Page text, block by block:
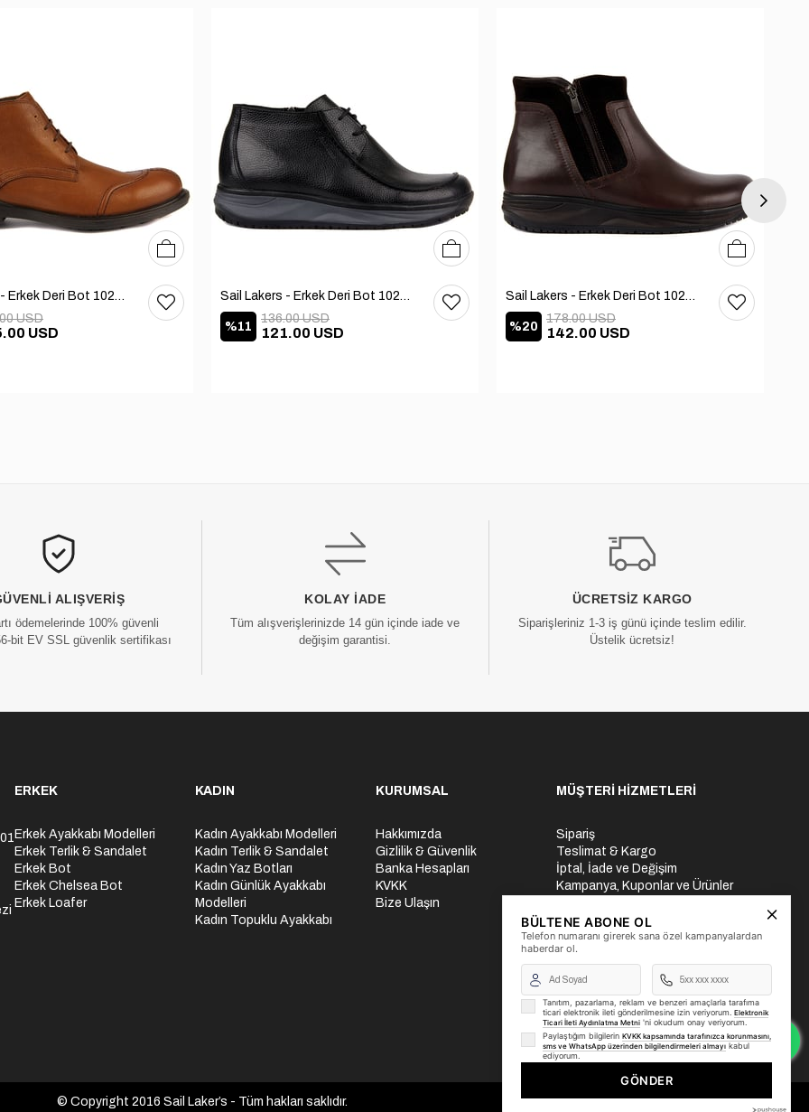
Sail Lakers - Erkek Deri Bot 102-1599-1458
USD
USD
40 41
Sail Lakers - Erkek Deri Bot 102-3168-65390
%11 121.00 USD
136.00 USD
40 414243
Sail Lakers - Erkek Deri Bot 102-2868-65390
%20 142.00 USD
178.00 USD
40 414243
ALIŞVERIŞ
ödemelerinde 100% güvenli
bit EV SSL güvenlik sertifikası
KOLAY İADE
Tüm alışverişlerinizde 14 gün içinde iade ve
değişim garantisi.
ÜCRETSIZ KARGO
Siparişleriniz 1-3 iş günü içinde teslim edilir.
Üstelik ücretsiz!
ERKEK
Erkek Ayakkabı Modelleri
Erkek Terlik & Sandalet
Erkek Bot
Erkek Chelsea Bot
Erkek Loafer
KADIN
Kadın Ayakkabı Modelleri
Kadın Terlik & Sandalet
Kadın Yaz Botları
Kadın Günlük Ayakkabı
Modelleri
Kadın Topuklu Ayakkabı
KURUMSAL
Hakkımızda
Gizlilik & Güvenlik
Banka Hesapları
KVKK
Bize Ulaşın
MÜŞTERİ HİZMETLERİ
Sipariş
Teslimat & Kargo
İptal, İade ve Değişim
Kampanya, Kuponlar ve Ürünler
Üyelik İşlemleri
Yurtdışı Gönderi
© Copyright 2016 Sail Laker’s - Tüm hakları saklıdır.
BÜLTENE ABONE OL
Telefon numaranı girerek sana özel kampanyalardan
haberdar ol.
Tanıtım, pazarlama, reklam ve benzeri amaçlarla tarafıma
ticari elektronik ileti gönderilmesine izin veriyorum. Elektronik
Ticari İleti Aydınlatma Metni 'ni okudum onay veriyorum.
Paylaştığım bilgilerin KVKK kapsamında tarafınızca korunmasını,
sms ve WhatsApp üzerinden bilgilendirmeleri almayı kabul
ediyorum.
GÖNDER